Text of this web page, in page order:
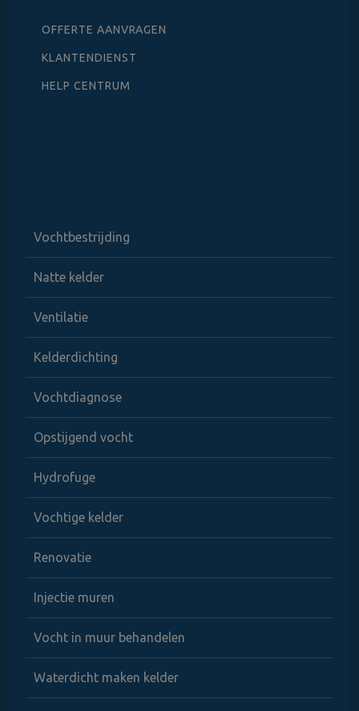
OFFERTE AANVRAGEN
KLANTENDIENST
HELP CENTRUM
Vochtbestrijding
Natte kelder
Ventilatie
Kelderdichting
Vochtdiagnose
Opstijgend vocht
Hydrofuge
Vochtige kelder
Renovatie
Injectie muren
Vocht in muur behandelen
Waterdicht maken kelder